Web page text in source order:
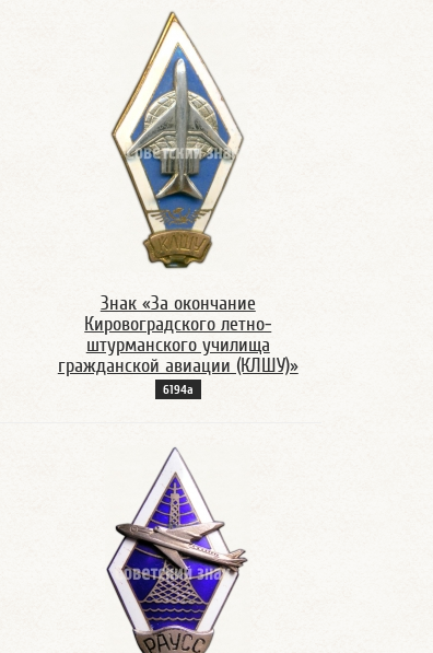
Знак «За окончание
Кировоградского летно-
штурманского училища
гражданской авиации (КЛШУ)»
6194а